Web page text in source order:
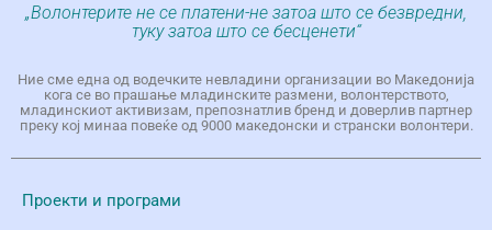
„Волонтерите не се платени-не затоа што се безвредни,
туку затоа што се бесценети“
Ние сме една од водечките невладини организации во Македонија
кога се во прашање младинските размени, волонтерството,
младинскиот активизам, препознатлив бренд и доверлив партнер
преку кој минаа повеќе од 9000 македонски и странски волонтери.
Проекти и програми